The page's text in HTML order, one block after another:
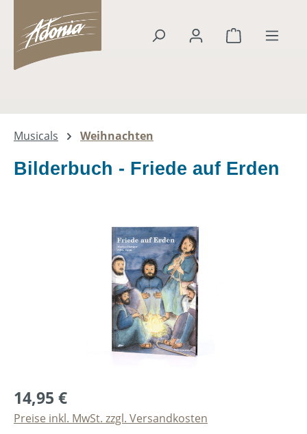
springen
Warenkorb
Musicals Weihnachten
Bilderbuch - Friede auf Erden
Bildergalerie überspringen
14,95 €
Preise inkl. MwSt. zzgl. Versandkosten